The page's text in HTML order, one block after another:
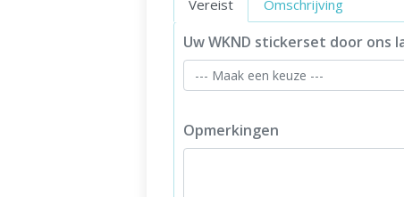
Vereist Omschrijving
Uw WKND stickerset door ons
Opmerkingen